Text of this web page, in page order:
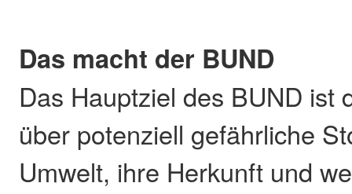
Das macht der BUND
Das Hauptziel des BUND ist
über potenziell gefährliche
Umwelt, ihre Herkunft und